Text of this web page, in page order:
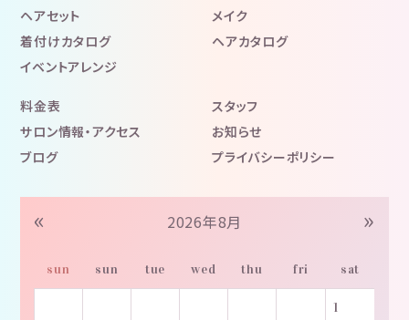
ヘアセット
メイク
着付けカタログ
ヘアカタログ
イベントアレンジ
料金表
スタッフ
サロン情報・アクセス
お知らせ
ブログ
プライバシーポリシー
« 2026年8月 »
sun sun tue wed thu fri sat
1